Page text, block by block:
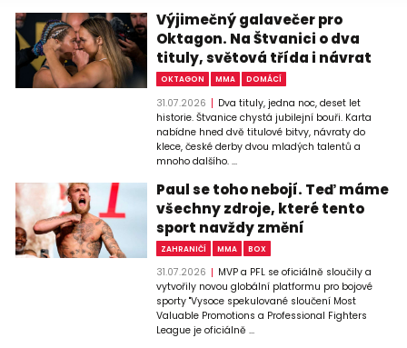
Výjimečný galavečer pro
Oktagon. Na Štvanici o dva
tituly, světová třída i návrat
OKTAGON MMA DOMÁCÍ
31.07.2026
Dva tituly, jedna noc, deset let
historie. Štvanice chystá jubilejní bouři. Karta
nabídne hned dvě titulové bitvy, návraty do
klece, české derby dvou mladých talentů a
mnoho dalšího. ...
Paul se toho nebojí. Teď máme
všechny zdroje, které tento
sport navždy změní
ZAHRANIČÍ MMA BOX
31.07.2026
MVP a PFL se oficiálně sloučily a
vytvořily novou globální platformu pro bojové
sporty "Vysoce spekulované sloučení Most
Valuable Promotions a Professional Fighters
League je oficiálně ...